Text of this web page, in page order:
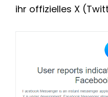
ihr offizielles X